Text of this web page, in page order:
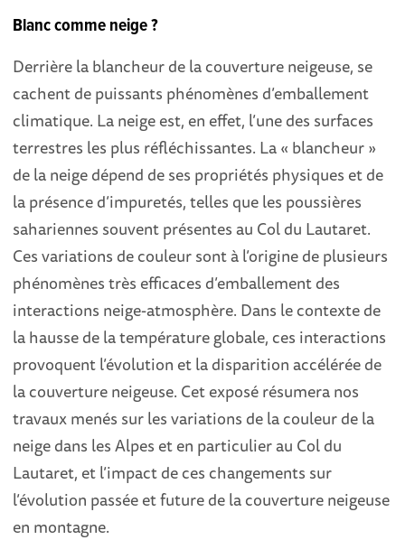
Blanc comme neige ?
Derrière la blancheur de la couverture neigeuse, se
cachent de puissants phénomènes d’emballement
climatique. La neige est, en effet, l’une des surfaces
terrestres les plus réfléchissantes. La « blancheur »
de la neige dépend de ses propriétés physiques et de
la présence d’impuretés, telles que les poussières
sahariennes souvent présentes au Col du Lautaret.
Ces variations de couleur sont à l’origine de plusieurs
phénomènes très efficaces d’emballement des
interactions neige-atmosphère. Dans le contexte de
la hausse de la température globale, ces interactions
provoquent l’évolution et la disparition accélérée de
la couverture neigeuse. Cet exposé résumera nos
travaux menés sur les variations de la couleur de la
neige dans les Alpes et en particulier au Col du
Lautaret, et l’impact de ces changements sur
l’évolution passée et future de la couverture neigeuse
en montagne.